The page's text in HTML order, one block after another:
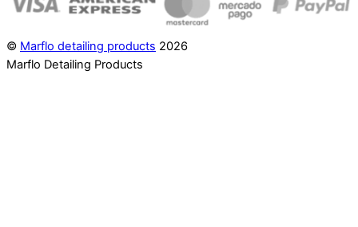
© Marflo detailing products 2026
Marflo Detailing Products